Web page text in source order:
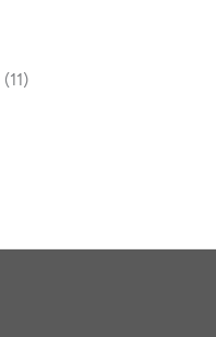
(11)